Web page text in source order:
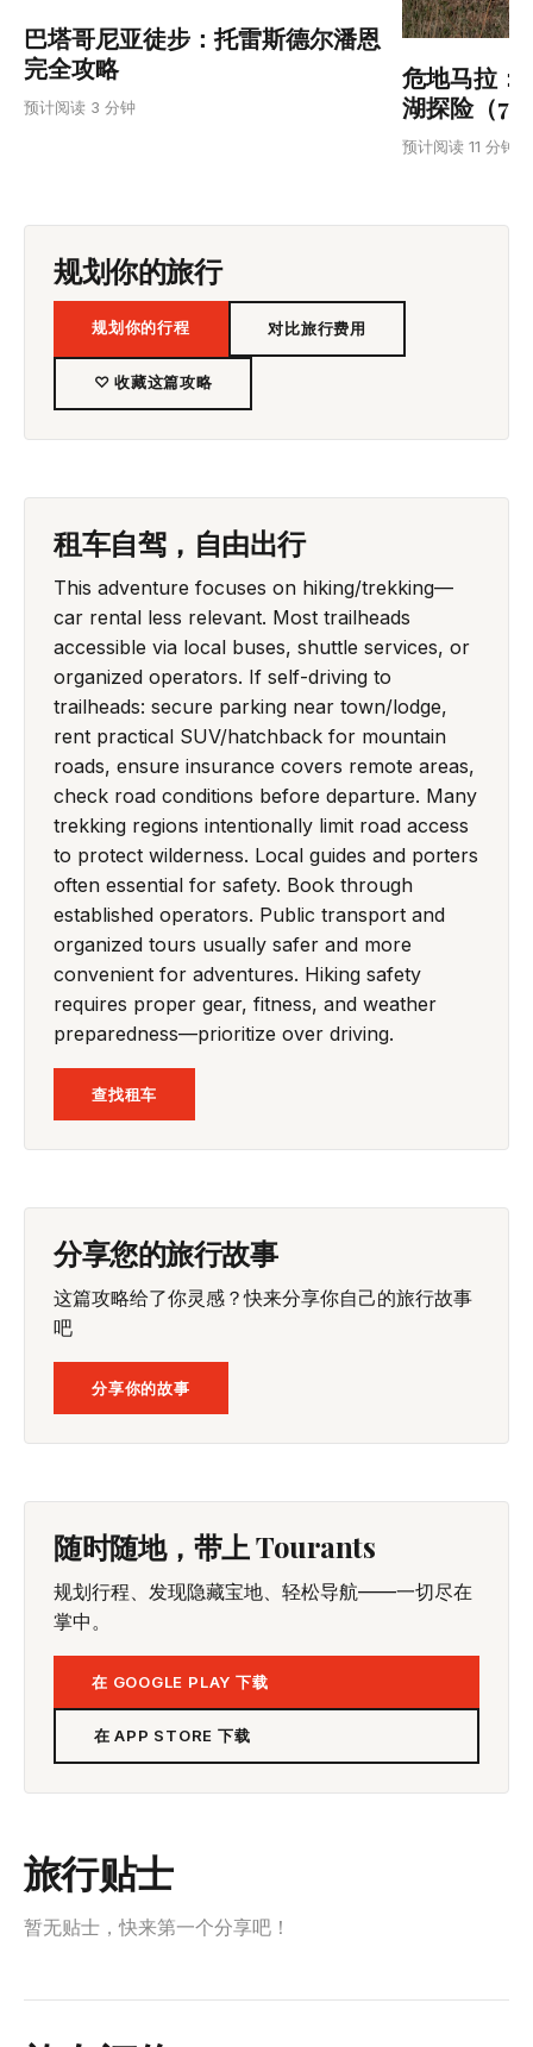
巴塔哥尼亚徒步：托雷斯德尔潘恩
完全攻略
预计阅读 3 分钟
危地马拉：
湖探险（7
预计阅读 11 分钟
规划你的旅行
规划你的行程 对比旅行费用
♡ 收藏这篇攻略
租车自驾，自由出行
This adventure focuses on hiking/trekking—
car rental less relevant. Most trailheads
accessible via local buses, shuttle services, or
organized operators. If self-driving to
trailheads: secure parking near town/lodge,
rent practical SUV/hatchback for mountain
roads, ensure insurance covers remote areas,
check road conditions before departure. Many
trekking regions intentionally limit road access
to protect wilderness. Local guides and porters
often essential for safety. Book through
established operators. Public transport and
organized tours usually safer and more
convenient for adventures. Hiking safety
requires proper gear, fitness, and weather
preparedness—prioritize over driving.
查找租车
分享您的旅行故事
这篇攻略给了你灵感？快来分享你自己的旅行故事
吧
分享你的故事
随时随地，带上 Tourants
规划行程、发现隐藏宝地、轻松导航——一切尽在
掌中。
在 GOOGLE PLAY 下载
在 APP STORE 下载
旅行贴士
暂无贴士，快来第一个分享吧！